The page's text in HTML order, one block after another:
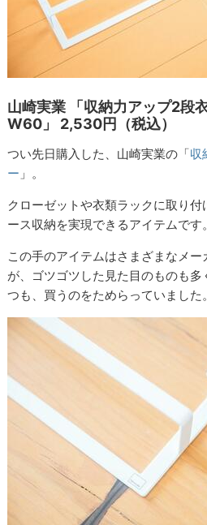
山崎実業 「収納力アップ2段
W60」 2,530円（税込）
つい先日購入した、山崎実業の「収
ー 」。
クローゼットや衣類ラックに取り
ース収納を実現できるアイテムです。
この手のアイテムはさまざまなメ
が、ゴツゴツした見た目のものも
つも、買うのをためらっていました。